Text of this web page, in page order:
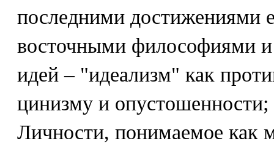
последними достижениями
восточными философиями
идей – "идеализм" как
цинизму и опустошенности;
Личности, понимаемое как